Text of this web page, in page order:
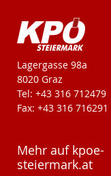
KPÖ-Steiermark
Lagergasse 98a
8020 Graz
Tel: +43 316 712479
Fax: +43 316 716291
Mehr auf kpoe-
steiermark.at